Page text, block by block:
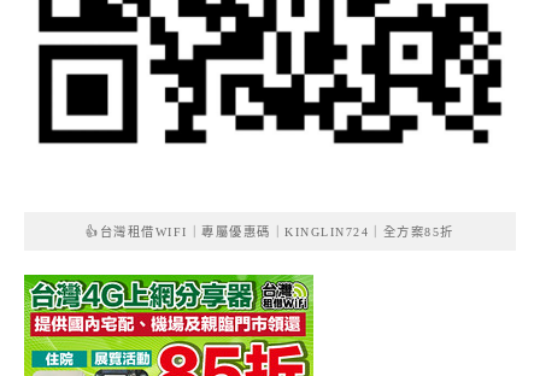
👍台灣租借WIFI｜專屬優惠碼｜KINGLIN724｜全方案85折